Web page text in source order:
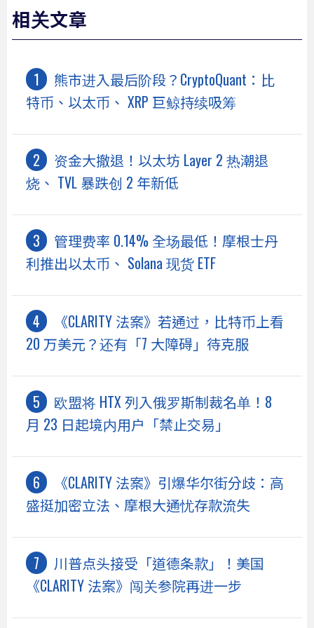
相关文章
熊市进入最后阶段？CryptoQuant：比
特币、以太币、 XRP 巨鲸持续吸筹
资金大撤退！以太坊 Layer 2 热潮退
烧、 TVL 暴跌创 2 年新低
管理费率 0.14% 全场最低！摩根士丹
利推出以太币、 Solana 现货 ETF
《CLARITY 法案》若通过，比特币上看
20 万美元？还有「7 大障碍」待克服
欧盟将 HTX 列入俄罗斯制裁名单！8
月 23 日起境内用户「禁止交易」
《CLARITY 法案》引爆华尔街分歧：高
盛挺加密立法、摩根大通忧存款流失
川普点头接受「道德条款」！美国
《CLARITY 法案》闯关参院再进一步